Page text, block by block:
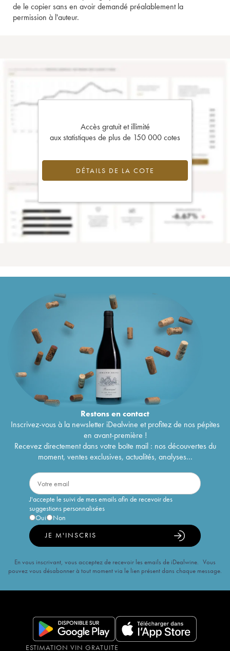
de le copier sans en avoir demandé préalablement la
permission à l'auteur.
Accès gratuit et illimité
aux statistiques de plus de 150 000 cotes
DÉTAILS DE LA COTE
Restons encontact
Inscrivez-vous à la newsletter iDealwine et profitez de nos pépites
en avant-première !
Recevez directement dans votre boîte mail : nos découvertes du
moment, ventes exclusives, actualités, analyses...
J'accepte le suivi de mes emails afin de recevoir des
suggestions personnalisées
Oui
Non
JE M'INSCRIS
En vous inscrivant, vous acceptez de recevoir les emails de iDealwine. Vous
pouvez vous désabonner à tout moment via le lien présent dans chaque message.
ESTIMATION VIN GRATUITE